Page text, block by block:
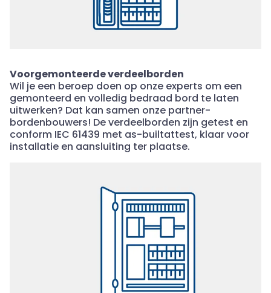
Voorgemonteerdeverdeelborden
Wil je een beroep doen op onze experts om een
gemonteerd en volledig bedraad bord te laten
uitwerken? Dat kan samen onze partner-
bordenbouwers! De verdeelborden zijn getest en
conform IEC 61439 met as-builtattest, klaar voor
installatie en aansluiting ter plaatse.